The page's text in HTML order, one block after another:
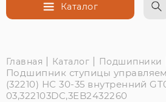
Каталог
Главная Каталог Подшипники
Подшипник ступицы
(32210) НС 30-35 внутренний
03,322103DC,3EB2432260